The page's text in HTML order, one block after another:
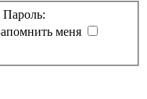
Пароль:
меня